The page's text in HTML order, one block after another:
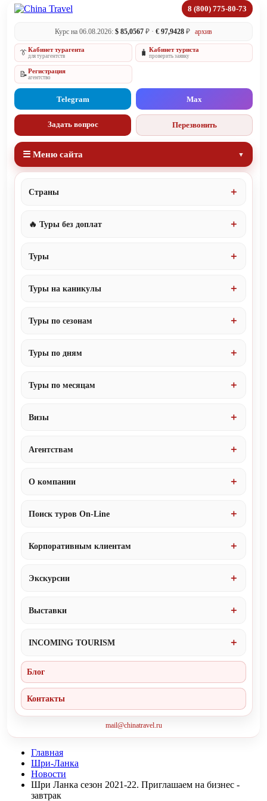
8 (800) 775-80-73
Курс на 06.08.2026: $ 85,0567 ₽ · € 97,9428 ₽ архив
👔Кабинет турагента
для турагентств 🧳 Кабинет туриста
проверить заявку
📝Регистрация
агентство
Telegram Max
Задать вопрос Перезвонить
☰ Меню сайта
Страны
🔥 Туры без доплат
Туры
Туры на каникулы
Туры по сезонам
Туры по дням
Туры по месяцам
Визы
Агентствам
О компании
Поиск туров On-Line
Корпоративным клиентам
Экскурсии
Выставки
INCOMING TOURISM
Блог
Контакты
mail@chinatravel.ru
Главная
Шри-Ланка
Новости
Шри Ланка сезон 2021-22. Приглашаем на бизнес -
завтрак